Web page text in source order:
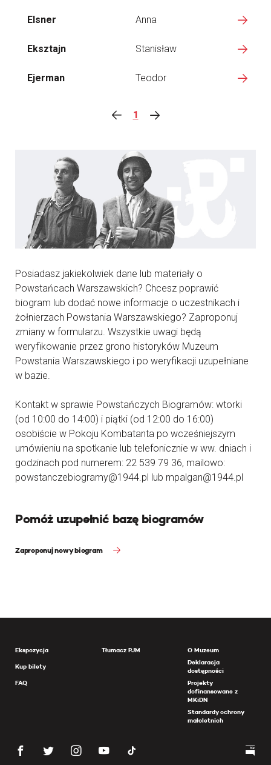
Elsner Anna
Eksztajn Stanisław
Ejerman Teodor
1
Posiadasz jakiekolwiek dane lub materiały o
Powstańcach Warszawskich? Chcesz poprawić
biogram lub dodać nowe informacje o uczestnikach i
żołnierzach Powstania Warszawskiego? Zaproponuj
zmiany w formularzu. Wszystkie uwagi będą
weryfikowanie przez grono historyków Muzeum
Powstania Warszawskiego i po weryfikacji uzupełniane
w bazie.
Kontakt w sprawie Powstańczych Biogramów: wtorki
(od 10:00 do 14:00) i piątki (od 12:00 do 16:00)
osobiście w Pokoju Kombatanta po wcześniejszym
umówieniu na spotkanie lub telefonicznie w ww. dniach i
godzinach pod numerem: 22 539 79 36, mailowo:
powstanczebiogramy@1944.pl lub mpalgan@1944.pl
Pomóż uzupełnić bazę biogramów
Zaproponuj nowy biogram
Ekspozycja
Kup bilety
FAQ
Tłumacz PJM
O Muzeum
Deklaracja
dostępności
Projekty
dofinansowane z
MKiDN
Standardy ochrony
małoletnich